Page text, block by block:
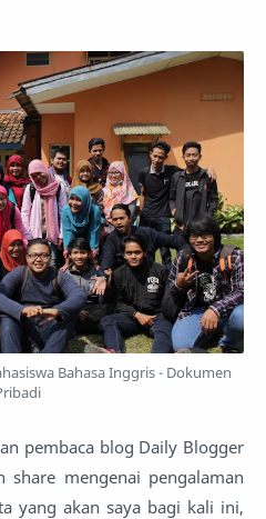
Bahasa Inggris - Dokumen
pembaca blog Daily Blogger
mengenai pengalaman
yang akan saya bagi kali ini,